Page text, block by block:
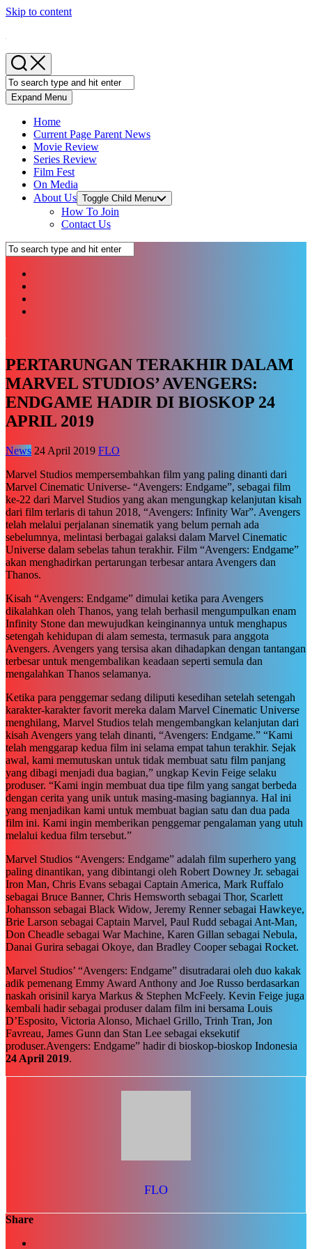
Skip to content
Expand Menu
Home
Current Page Parent News
Movie Review
Series Review
Film Fest
On Media
About Us Toggle Child Menu
How To Join
Contact Us
PERTARUNGAN TERAKHIR DALAM
MARVEL STUDIOS’ AVENGERS:
ENDGAME HADIR DI BIOSKOP 24
APRIL 2019
News 24 April 2019 FLO
Marvel Studios mempersembahkan film yang paling dinanti dari
Marvel Cinematic Universe- “Avengers: Endgame”, sebagai film
ke-22 dari Marvel Studios yang akan mengungkap kelanjutan kisah
dari film terlaris di tahun 2018, “Avengers: Infinity War”. Avengers
telah melalui perjalanan sinematik yang belum pernah ada
sebelumnya, melintasi berbagai galaksi dalam Marvel Cinematic
Universe dalam sebelas tahun terakhir. Film “Avengers: Endgame”
akan menghadirkan pertarungan terbesar antara Avengers dan
Thanos.
Kisah “Avengers: Endgame” dimulai ketika para Avengers
dikalahkan oleh Thanos, yang telah berhasil mengumpulkan enam
Infinity Stone dan mewujudkan keinginannya untuk menghapus
setengah kehidupan di alam semesta, termasuk para anggota
Avengers. Avengers yang tersisa akan dihadapkan dengan tantangan
terbesar untuk mengembalikan keadaan seperti semula dan
mengalahkan Thanos selamanya.
Ketika para penggemar sedang diliputi kesedihan setelah setengah
karakter-karakter favorit mereka dalam Marvel Cinematic Universe
menghilang, Marvel Studios telah mengembangkan kelanjutan dari
kisah Avengers yang telah dinanti, “Avengers: Endgame.” “Kami
telah menggarap kedua film ini selama empat tahun terakhir. Sejak
awal, kami memutuskan untuk tidak membuat satu film panjang
yang dibagi menjadi dua bagian,” ungkap Kevin Feige selaku
produser. “Kami ingin membuat dua tipe film yang sangat berbeda
dengan cerita yang unik untuk masing-masing bagiannya. Hal ini
yang menjadikan kami untuk membuat bagian satu dan dua pada
film ini. Kami ingin memberikan penggemar pengalaman yang utuh
melalui kedua film tersebut.”
Marvel Studios “Avengers: Endgame” adalah film superhero yang
paling dinantikan, yang dibintangi oleh Robert Downey Jr. sebagai
Iron Man, Chris Evans sebagai Captain America, Mark Ruffalo
sebagai Bruce Banner, Chris Hemsworth sebagai Thor, Scarlett
Johansson sebagai Black Widow, Jeremy Renner sebagai Hawkeye,
Brie Larson sebagai Captain Marvel, Paul Rudd sebagai Ant-Man,
Don Cheadle sebagai War Machine, Karen Gillan sebagai Nebula,
Danai Gurira sebagai Okoye, dan Bradley Cooper sebagai Rocket.
Marvel Studios’ “Avengers: Endgame” disutradarai oleh duo kakak
adik pemenang Emmy Award Anthony and Joe Russo berdasarkan
naskah orisinil karya Markus & Stephen McFeely. Kevin Feige juga
kembali hadir sebagai produser dalam film ini bersama Louis
D’Esposito, Victoria Alonso, Michael Grillo, Trinh Tran, Jon
Favreau, James Gunn dan Stan Lee sebagai eksekutif
produser.Avengers: Endgame” hadir di bioskop-bioskop Indonesia
24 April 2019.
FLO
Share